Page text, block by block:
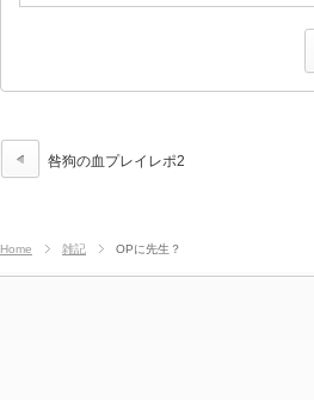
咎狗の血プレイレポ2
Home 雑記 OPに先生？